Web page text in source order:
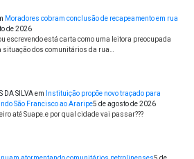
Moradores cobram conclusão de recapeamento em rua
de 2026
escrevendo está carta como uma leitora preocupada
situação dos comunitários da rua…
DA SILVAem
Instituição propõe novo traçado para
São Francisco ao Araripe5 de agosto de 2026
até Suape.e por qual cidade vai passar???